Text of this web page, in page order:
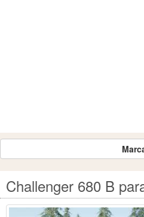
Challenger 680 B